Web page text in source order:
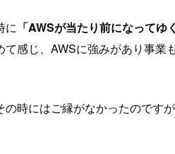
に 「AWSが当たり前になって
て感じ、AWSに強みがあり事業
時にはご縁がなかったのです